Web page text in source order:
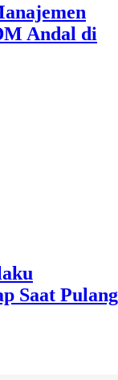
Andal di
Saat Pulang